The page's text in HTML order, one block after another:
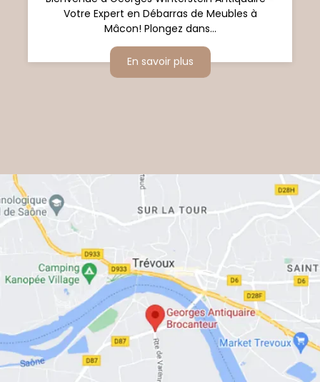
Votre Expert en Débarras de Meubles à
Mâcon! Plongez dans...
En savoir plus